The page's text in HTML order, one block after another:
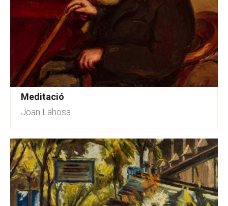
Meditació
Joan Lahosa